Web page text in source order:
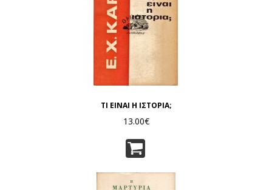
ΤΙ ΕΙΝΑΙ Η ΙΣΤΟΡΙΑ;
13.00€